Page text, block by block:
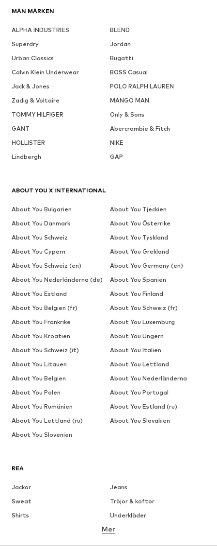
MÄN MÄRKEN
ALPHA INDUSTRIES
BLEND
Superdry
Jordan
Urban Classics
Bugatti
Calvin Klein Underwear
BOSS Casual
Jack & Jones
POLO RALPH LAUREN
Zadig & Voltaire
MANGO MAN
TOMMY HILFIGER
Only & Sons
GANT
Abercrombie & Fitch
HOLLISTER
NIKE
Lindbergh
GAP
REA
Jackor
Jeans
Sweat
Tröjor & koftor
Shirts
Underkläder
Skjortor
Mer
ABOUT YOU X INTERNATIONAL
About You Bulgarien
About You Tjeckien
About You Danmark
About You Österrike
About You Schweiz
About You Tyskland
About You Cypern
About You Grekland
About You Schweiz (en)
About You Germany (en)
About You Nederländerna (de)
About You Spanien
About You Estland
About You Finland
About You Belgien (fr)
About You Schweiz (fr)
About You Frankrike
About You Luxemburg
About You Kroatien
About You Ungern
About You Schweiz (it)
About You Italien
About You Litauen
About You Lettland
About You Belgien
About You Nederländerna
About You Polen
About You Portugal
About You Rumänien
About You Estland (ru)
About You Lettland (ru)
About You Slovakien
About You Slovenien